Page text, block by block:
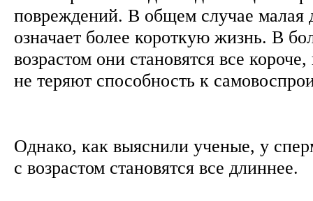
повреждений. В общем случае малая
означает более короткую жизнь. В
возрастом они становятся все
не теряют способность к
Однако, как выяснили ученые, у
с возрастом становятся все длиннее.